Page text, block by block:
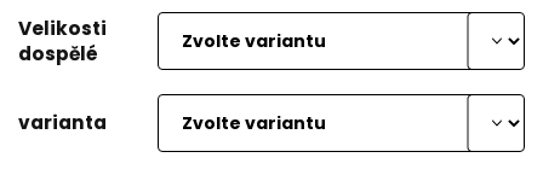
Velikosti
dospělé
varianta